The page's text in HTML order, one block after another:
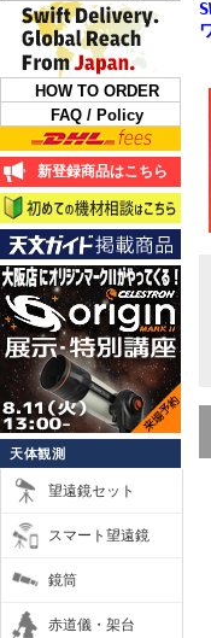
HOW TO ORDER
FAQ / Policy
新登録商品はこちら
天体観測
望遠鏡セット
スマート望遠鏡
鏡筒
赤道儀・架台